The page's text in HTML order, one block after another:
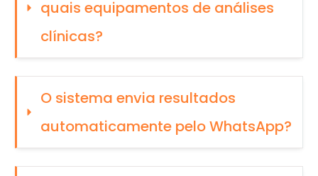
quais equipamentos de análises
clínicas?
O sistema envia resultados
automaticamente pelo WhatsApp?